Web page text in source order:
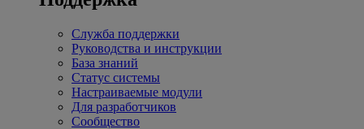
Служба поддержки
Руководства и инструкции
База знаний
Статус системы
Настраиваемые модули
Для разработчиков
Сообщество